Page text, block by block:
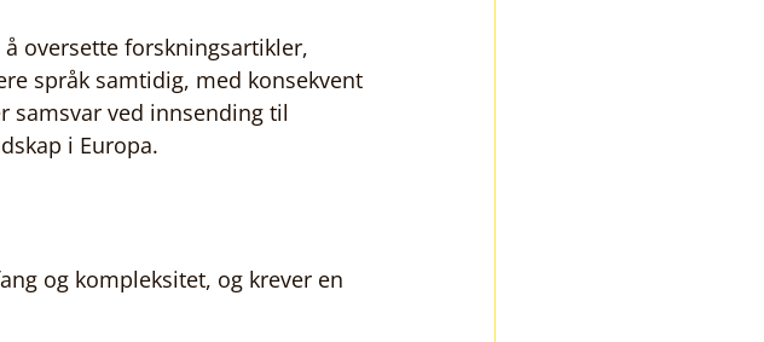
oversette forskningsartikler,
språk samtidig, med konsekvent
samsvar ved innsending til
i Europa.
og kompleksitet, og krever en